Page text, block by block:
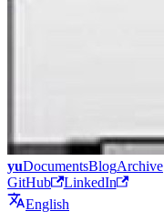
yuDocumentsBlogArchive
GitHub
LinkedIn
English